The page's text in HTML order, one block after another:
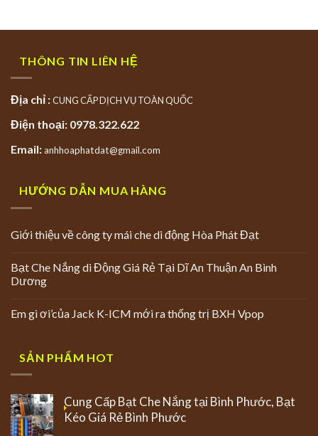
THÔNG TIN LIÊN HỆ
Địa chỉ :CUNG CẤP DỊCH VỤ TOÀN QUỐC
Điện thoại: 0978.322.622
Email:anhhoaphatdat@gmail.com
HƯỚNG DẪN MUA HÀNG
Giới thiệu về công ty mái che di động Hòa Phát Đạt
Bạt Che Nắng di Động Giá Rẻ Tại Dĩ An Thuận An Bình
Dương
Em gì ơi’của Jack K-ICM mới ra thống trị BXH Vpop
SẢN PHẨM HOT
Cung Cấp Bạt Che Nắng tại Bình Phước, Bạt
Kéo Giá Rẻ Bình Phước